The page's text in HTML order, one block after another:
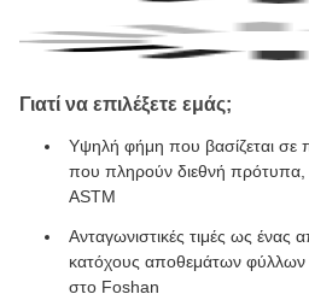
Γιατί να επιλέξετε εμάς;
Υψηλή φήμη που βασίζεται σε
που πληρούν διεθνή
ASTM
Ανταγωνιστικές τιμές ως ένας
κατόχους αποθεμάτων
στο Foshan